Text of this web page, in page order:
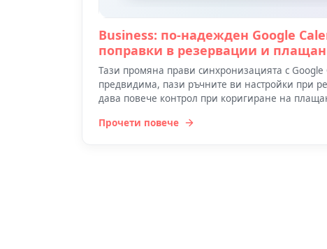
Business: по-надежден Google
поправки в резервации и
Тази промяна прави синхронизацията с Google
предвидима, пази ръчните ви настройки при
дава повече контрол при коригиране на
Прочети повече